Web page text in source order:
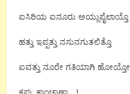
ಐಸಿರಿಯ ಐನೂರು ಅಯ್ಲುಪೈಲಾಯ್ತೊ
ಹತ್ತು ಇಪ್ಪತ್ತು ನಸುನಗುತಲಿತ್ತೊ
ಐವತ್ತು ನೂರೇ ಗತಿಯಾಗಿ ಹೋಯ್ತೋ
ಕಪ್ಪು ಕಾಂಚಾಣಾ….!